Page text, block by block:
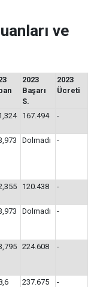
ve
2023
Başarı
S.
2023
Ücreti
167.494 -
Dolmadı -
120.438 -
Dolmadı -
224.608 -
237.675 -